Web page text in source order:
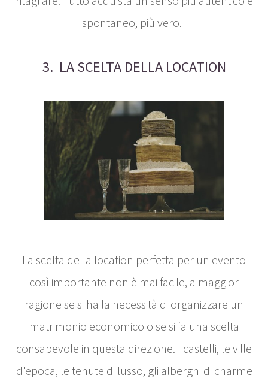
spontaneo, più vero.
3. LA SCELTA DELLA LOCATION
La scelta della location perfetta per un evento
così importante non è mai facile, a maggior
ragione se si ha la necessità di organizzare un
matrimonio economico o se si fa una scelta
consapevole in questa direzione. I castelli, le ville
d'epoca, le tenute di lusso, gli alberghi di charme